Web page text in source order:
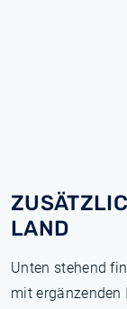
LAND
Unten stehend
mit